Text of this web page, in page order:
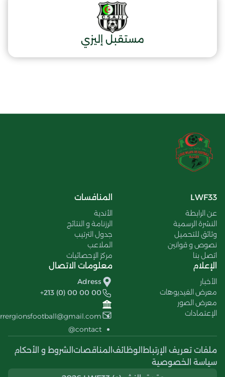
مستقبل إليزي
LWF33
عن الرابطة
النشرة الرسمية
وثائق للتحميل
نصوص و قوانين
اتصل بنا
المنافسات
الأندية
الرزنامة و النتائج
جدول الترتيب
الملاعب
مركز الإحصائيات
الإعلام
الأخبار
معرض الفيديوهات
معرض الصور
الإعتمادات
معلومات الاتصال
Adress
+213 (0) 00 00 00
contact@
ملفات تعريف الإرتباط الوظائف المناقصات الشروط و الأحكام
سياسة الخصوصية